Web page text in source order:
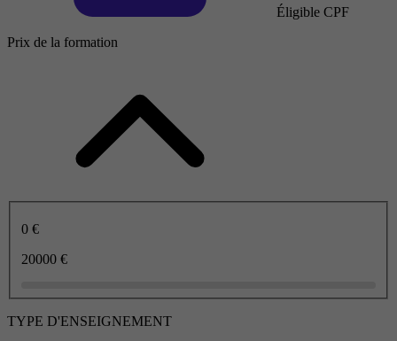
Éligible CPF
Prix de la formation
0 €
20000 €
TYPE D'ENSEIGNEMENT